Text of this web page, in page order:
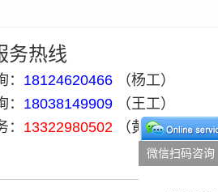
务热线
18124620466
（杨工）
18038149909
（王工）
13322980502 （黄工）
微信扫码咨询